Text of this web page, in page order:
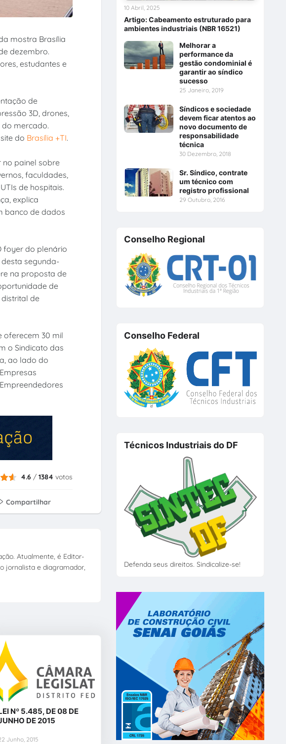
mostra Brasília
dezembro.
estudantes e
de
3D, drones,
mercado.
do Brasília +TI.
no painel sobre
faculdades,
de hospitais.
explica
banco de dados
foyer do plenário
segunda-
na proposta de
de
de
oferecem 30 mil
o Sindicato das
ao lado do
4.6 /1384 votos
Compartilhar
Atualmente, é Editor-
jornalista e diagramador,
Nº 5.485, DE 08 DE
DE 2015
Junho, 2015
Artigo: Cabeamento estruturado para
ambientes industriais (NBR 16521)
10 Abril, 2025
Melhorar a
performance da
gestão condominial é
garantir ao síndico
sucesso
25 Janeiro, 2019
Síndicos e sociedade
devem ficar atentos ao
novo documento de
responsabilidade
técnica
30 Dezembro, 2018
Sr. Síndico, contrate
um técnico com
registro profissional
29 Outubro, 2016
Conselho Regional
Conselho Federal
Técnicos Industriais do DF
Defenda seus direitos. Sindicalize-se!